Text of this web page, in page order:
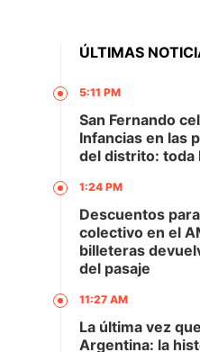
ÚLTIMAS
5:11 PM
San Fernando
Infancias en las
del distrito: toda
1:24 PM
Descuentos
colectivo en el
billeteras
del pasaje
11:27 AM
La última vez
Argentina: la